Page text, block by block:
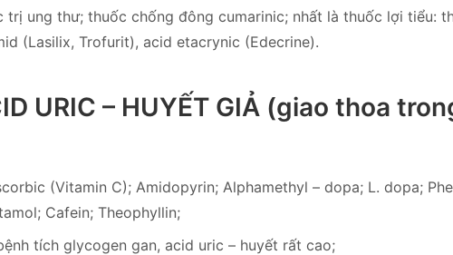
trị ung thư; thuốc chống đông cumarinic; nhất là thuốc lợi tiểu:
(Lasilix, Trofurit), acid etacrynic (Edecrine).
URIC – HUYẾT GIẢ (giao thoa
(Vitamin C); Amidopyrin; Alphamethyl – dopa; L. dopa;
Cafein; Theophyllin;
tích glycogen gan, acid uric – huyết rất cao;